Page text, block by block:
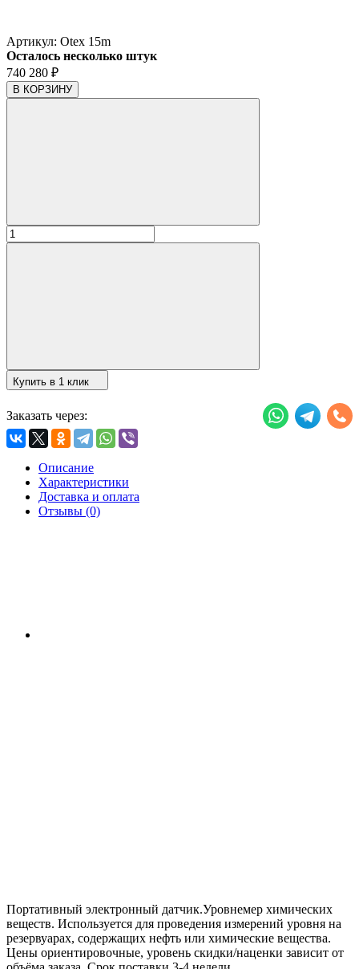
Артикул: Otex 15m
Осталось несколько штук
740 280 ₽
В КОРЗИНУ
Купить в 1 клик
Заказать через:
Описание
Характеристики
Доставка и оплата
Отзывы (0)
Портативный электронный датчик.Уровнемер химических
веществ. Используется для проведения измерений уровня на
резервуарах, содержащих нефть или химические вещества.
Цены ориентировочные, уровень скидки/наценки зависит от